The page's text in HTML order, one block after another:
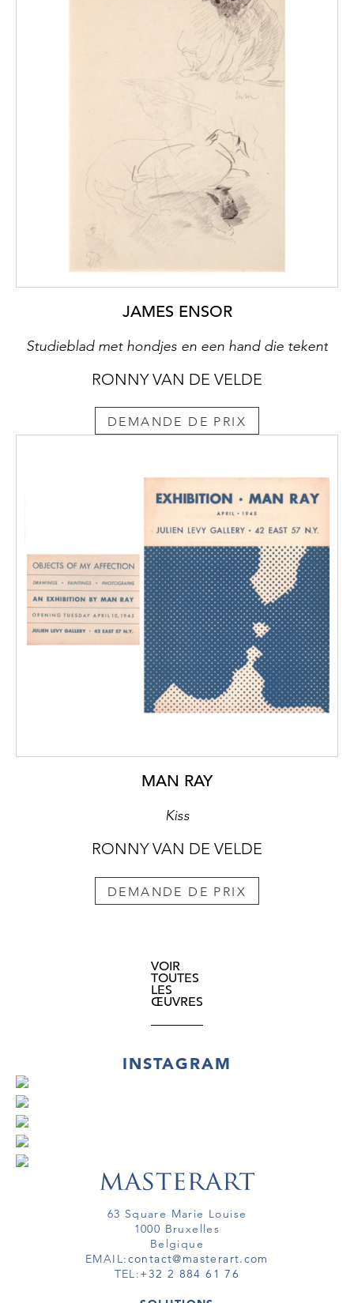
JAMES ENSOR
Studieblad met hondjes en een hand die tekent
RONNY VAN DE VELDE
DEMANDE DE PRIX
MAN RAY
Kiss
RONNY VAN DE VELDE
DEMANDE DE PRIX
VOIR
TOUTES
LES
ŒUVRES
INSTAGRAM
63 Square Marie Louise
1000 Bruxelles
Belgique
EMAIL:contact@masterart.com
TEL:+32 2 884 61 76